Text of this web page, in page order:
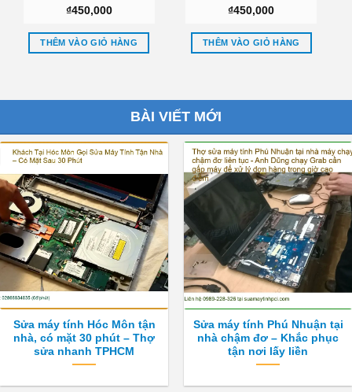
₫450,000
THÊM VÀO GIỎ HÀNG
lượng
₫450,000
THÊM VÀO GIỎ HÀNG
BÀI VIẾT MỚI
Sửa máy tính Hóc Môn tận
nhà, có mặt 30 phút – Thợ
sửa nhanh TPHCM
Sửa máy tính Phú Nhuận tại
nhà chậm đơ – Khắc phục
tận nơi lấy liền